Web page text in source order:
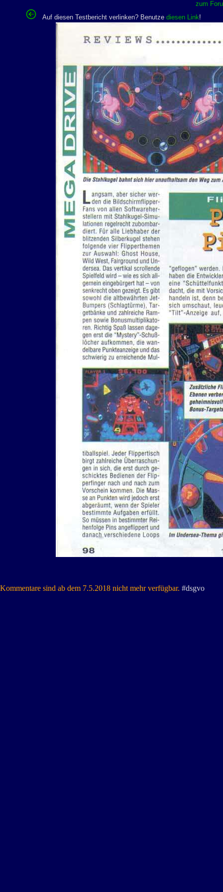
zum
Auf diesen Testbericht verlinken? Benutze diesen Link!
Kommentare sind ab dem 7.5.2018 nicht mehr verfügbar. #dsgvo